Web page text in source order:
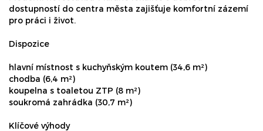
dostupností do centra města zajišťuje komfortní zázemí
pro práci i život.
Dispozice
hlavní místnost s kuchyňským koutem (34,6 m²)
chodba (6,4 m²)
koupelna s toaletou ZTP (8 m²)
soukromá zahrádka (30,7 m²)
Klíčové výhody